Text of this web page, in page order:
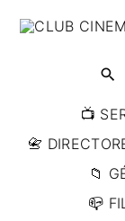
📺
📇
📇
📇
📁
📪